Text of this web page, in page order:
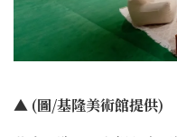
▲ (圖/基隆美術館提供)